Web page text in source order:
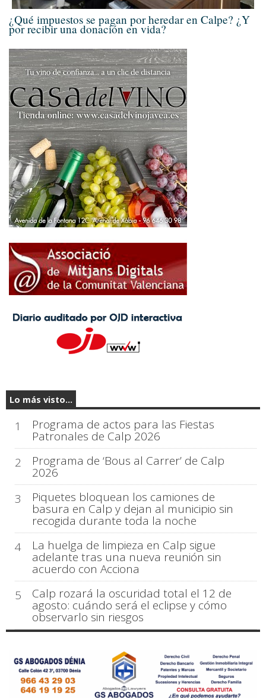
¿Qué impuestos se pagan por heredar en Calpe? ¿Y
por recibir una donación en vida?
Lo más visto...
1 Programa de actos para las Fiestas
Patronales de Calp 2026
2
Programa de ‘Bous al Carrer’ de Calp
2026
3
Piquetes bloquean los camiones de
basura en Calp y dejan al municipio sin
recogida durante toda la noche
4
La huelga de limpieza en Calp sigue
adelante tras una nueva reunión sin
acuerdo con Acciona
5
Calp rozará la oscuridad total el 12 de
agosto: cuándo será el eclipse y cómo
observarlo sin riesgos